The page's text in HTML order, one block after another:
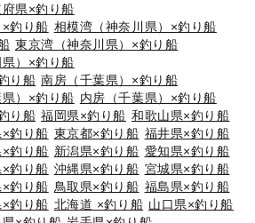
県×釣り船
釣り船 相模湾（神奈川県）×釣り船
東京湾（神奈川県）×釣り船
）×釣り船
り船 南房（千葉県）×釣り船
）×釣り船 内房（千葉県）×釣り船
り船 福岡県×釣り船 和歌山県×釣り船
釣り船 東京都×釣り船 福井県×釣り船
釣り船 新潟県×釣り船 愛知県×釣り船
釣り船 沖縄県×釣り船 宮城県×釣り船
釣り船 鳥取県×釣り船 福島県×釣り船
釣り船 北海道 ×釣り船 山口県×釣り船